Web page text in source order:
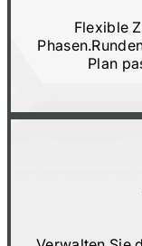
Flexible
Phasen.
Plan